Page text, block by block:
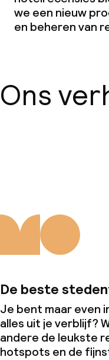
we een nieuw
en beheren van
Ons
De beste
Je bent maar even
alles uit je verblijf?
andere de leukste
hotspots en de